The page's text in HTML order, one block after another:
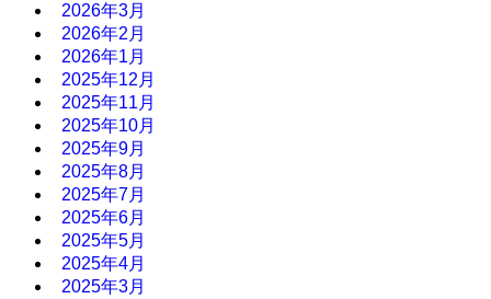
2026年3月
2026年2月
2026年1月
2025年12月
2025年11月
2025年10月
2025年9月
2025年8月
2025年7月
2025年6月
2025年5月
2025年4月
2025年3月